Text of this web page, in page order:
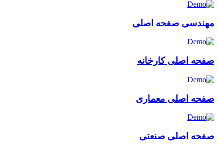
مهندسی صفحه اصلی
صفحه اصلی کارخانه
صفحه اصلی معماری
صفحه اصلی صنعتی